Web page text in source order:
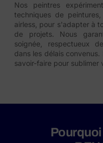
Nos peintres
techniques de
airless, pour s'adapter à
de projets. Nous
soignée, respectueux
dans les délais
savoir-faire pour sublimer